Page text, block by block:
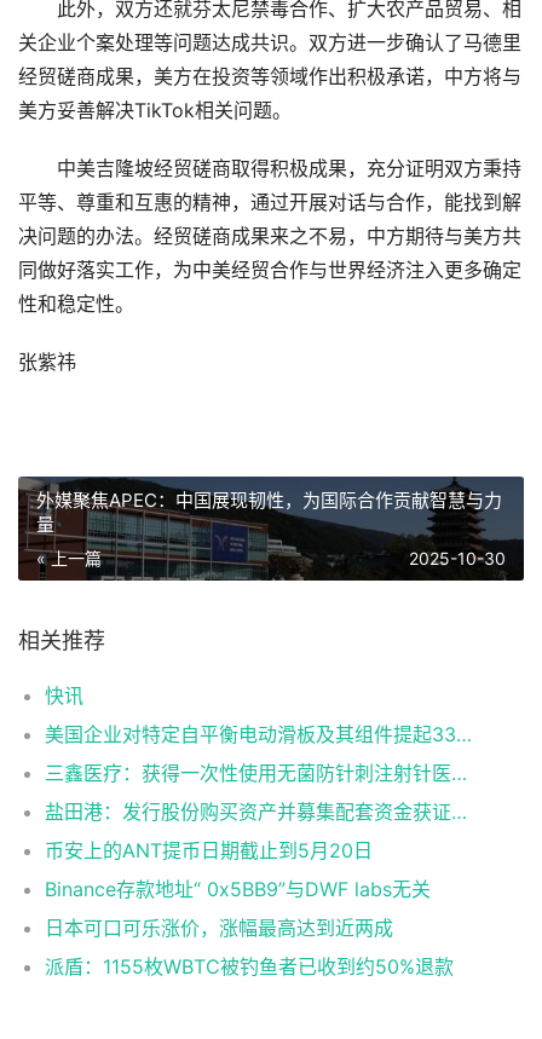
此外，双方还就芬太尼禁毒合作、扩大农产品贸易、相
关企业个案处理等问题达成共识。双方进一步确认了马德里
经贸磋商成果，美方在投资等领域作出积极承诺，中方将与
美方妥善解决TikTok相关问题。
中美吉隆坡经贸磋商取得积极成果，充分证明双方秉持
平等、尊重和互惠的精神，通过开展对话与合作，能找到解
决问题的办法。经贸磋商成果来之不易，中方期待与美方共
同做好落实工作，为中美经贸合作与世界经济注入更多确定
性和稳定性。
张紫祎
外媒聚焦APEC：中国展现韧性，为国际合作贡献智慧与力
量
« 上一篇 2025-10-30
相关推荐
快讯
美国企业对特定自平衡电动滑板及其组件提起337调查申请
三鑫医疗：获得一次性使用无菌防针刺注射针医疗器械注册证
盐田港：发行股份购买资产并募集配套资金获证监会同意注册批复
币安上的ANT提币日期截止到5月20日
Binance存款地址“ 0x5BB9”与DWF labs无关
日本可口可乐涨价，涨幅最高达到近两成
派盾：1155枚WBTC被钓鱼者已收到约50%退款